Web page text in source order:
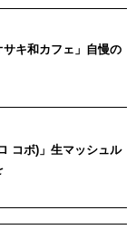
サキ和カフェ」自慢の
コボ)」生マッシュル